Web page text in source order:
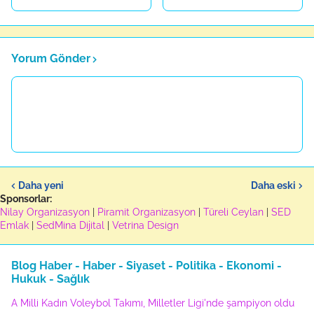
Yorum Gönder
Daha yeni
Daha eski
Sponsorlar:
Nilay Organizasyon
Piramit Organizasyon Türeli Ceylan
SED
Emlak
SedMina Dijital Vetrina Design
Blog Haber - Haber - Siyaset - Politika - Ekonomi -
Hukuk - Sağlık
A Milli Kadın Voleybol Takımı, Milletler Ligi'nde şampiyon oldu